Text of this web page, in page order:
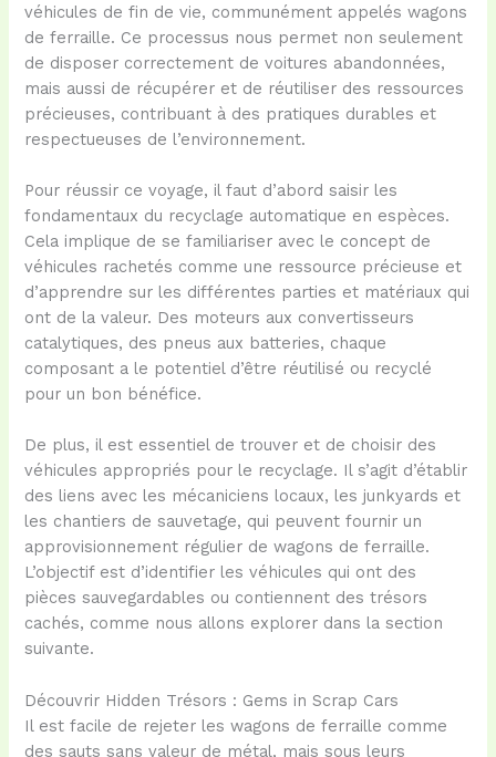
véhicules de fin de vie, communément appelés wagons
de ferraille. Ce processus nous permet non seulement
de disposer correctement de voitures abandonnées,
mais aussi de récupérer et de réutiliser des ressources
précieuses, contribuant à des pratiques durables et
respectueuses de l’environnement.
Pour réussir ce voyage, il faut d’abord saisir les
fondamentaux du recyclage automatique en espèces.
Cela implique de se familiariser avec le concept de
véhicules rachetés comme une ressource précieuse et
d’apprendre sur les différentes parties et matériaux qui
ont de la valeur. Des moteurs aux convertisseurs
catalytiques, des pneus aux batteries, chaque
composant a le potentiel d’être réutilisé ou recyclé
pour un bon bénéfice.
De plus, il est essentiel de trouver et de choisir des
véhicules appropriés pour le recyclage. Il s’agit d’établir
des liens avec les mécaniciens locaux, les junkyards et
les chantiers de sauvetage, qui peuvent fournir un
approvisionnement régulier de wagons de ferraille.
L’objectif est d’identifier les véhicules qui ont des
pièces sauvegardables ou contiennent des trésors
cachés, comme nous allons explorer dans la section
suivante.
Découvrir Hidden Trésors : Gems in Scrap Cars
Il est facile de rejeter les wagons de ferraille comme
des sauts sans valeur de métal, mais sous leurs